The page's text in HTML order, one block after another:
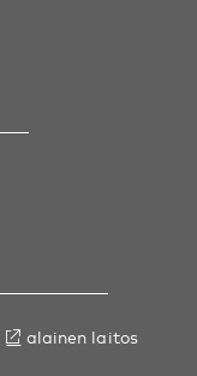
alainen laitos